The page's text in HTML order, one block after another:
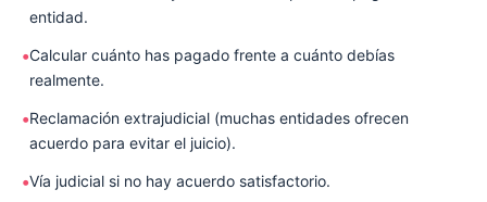
entidad.
Calcular cuánto has pagado frente a cuánto debías
realmente.
Reclamación extrajudicial (muchas entidades ofrecen
acuerdo para evitar el juicio).
Vía judicial si no hay acuerdo satisfactorio.